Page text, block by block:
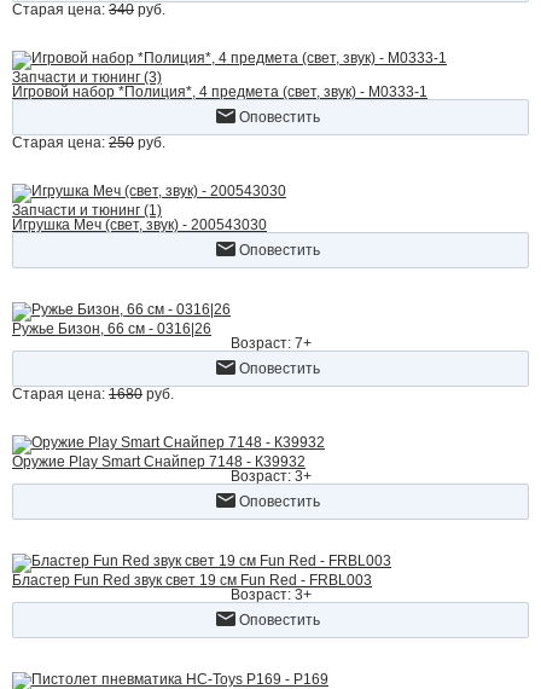
Старая цена: 340 руб.
Запчасти и тюнинг (3)
Игровой набор *Полиция*, 4 предмета (свет, звук) - M0333-1
Оповестить
Старая цена: 250 руб.
Запчасти и тюнинг (1)
Игрушка Меч (свет, звук) - 200543030
Оповестить
Ружье Бизон, 66 см - 0316|26
Возраст: 7+
Оповестить
Старая цена: 1680 руб.
Оружие Play Smart Снайпер 7148 - К39932
Возраст: 3+
Оповестить
Бластер Fun Red звук свет 19 см Fun Red - FRBL003
Возраст: 3+
Оповестить